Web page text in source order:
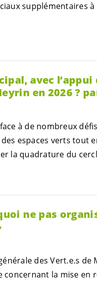
supplémentaires
avec
en 2026 ?
à de nombreux
espaces verts
la quadrature du
ne pas
desVert.e.s de
la mise en